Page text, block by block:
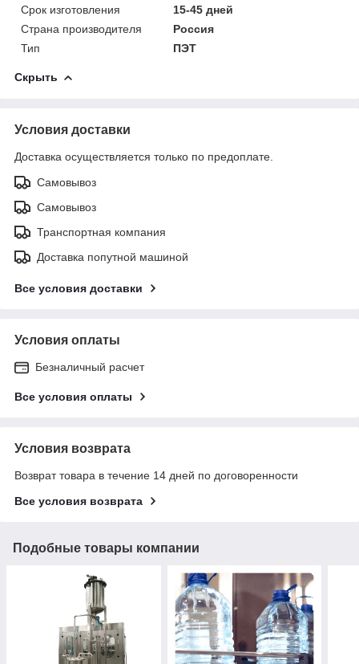
Срок изготовления
15-45 дней
Страна производителя
Россия
Тип
ПЭТ
Скрыть
Условия доставки
Доставка осуществляется только по предоплате.
Самовывоз
Самовывоз
Транспортная компания
Доставка попутной машиной
Все условия доставки
Условия оплаты
Безналичный расчет
Все условия оплаты
Условия возврата
Возврат товара в течение 14 дней по договоренности
Все условия возврата
Подобные товары компании